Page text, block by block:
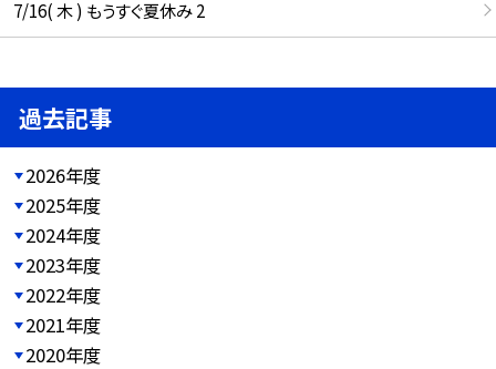
7/16( 木 ) もうすぐ夏休み 2
過去記事
2026年度
2025年度
2024年度
2023年度
2022年度
2021年度
2020年度